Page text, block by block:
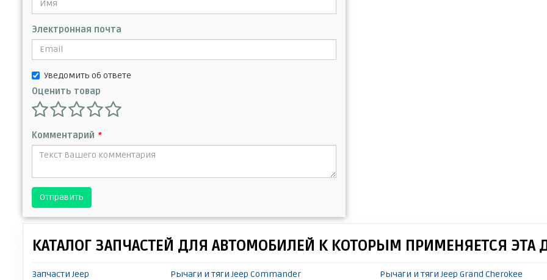
Электронная почта
Уведомить об ответе
Оценить товар
Комментарий *
Отправить
КАТАЛОГ ЗАПЧАСТЕЙ ДЛЯ АВТОМОБИЛЕЙ К КОТОРЫМ ПРИМЕНЯЕТСЯ ЭТА
Запчасти Jeep Рычаги и тяги Jeep Commander Рычаги и тяги Jeep Grand Cherokee